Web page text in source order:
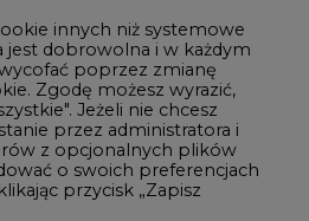
innych niż systemowe
jest dobrowolna i w każdym
poprzez zmianę
Zgodę możesz wyrazić,
Jeżeli nie chcesz
przez administratora i
z opcjonalnych plików
o swoich preferencjach
przycisk „Zapisz